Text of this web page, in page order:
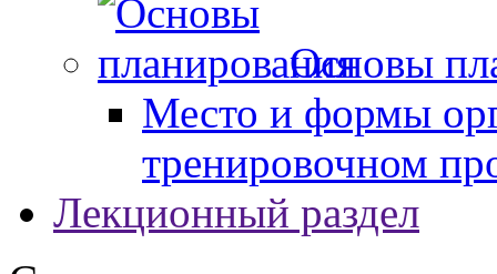
Основы
Место и формы
тренировочном
Лекционный раздел